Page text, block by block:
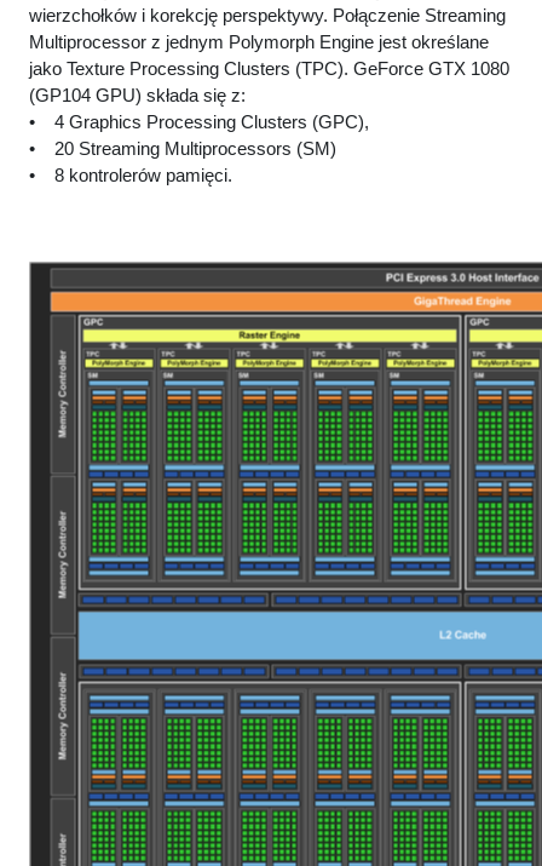
wierzchołków i korekcję perspektywy. Połączenie Streaming
Multiprocessor z jednym Polymorph Engine jest określane
jako Texture Processing Clusters (TPC). GeForce GTX 1080
(GP104 GPU) składa się z:
• 4 Graphics Processing Clusters (GPC),
• 20 Streaming Multiprocessors (SM)
• 8 kontrolerów pamięci.